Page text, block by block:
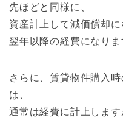
先ほどと同様に、
資産計上して減価償却に
翌年以降の経費になりま
さらに、賃貸物件購入
は、
通常は経費に計上します